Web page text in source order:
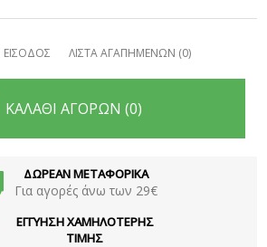
ΕΙΣΟΔΟΣ ΛΙΣΤΑ ΑΓΑΠΗΜΕΝΩΝ (0)
ΚΑΛΑΘΙ ΑΓΟΡΩΝ (0)
ΔΩΡΕΑΝ ΜΕΤΑΦΟΡΙΚΑ
Για αγορές άνω των 29€
ΕΓΓΥΗΣΗ ΧΑΜΗΛΟΤΕΡΗΣ
ΤΙΜΗΣ